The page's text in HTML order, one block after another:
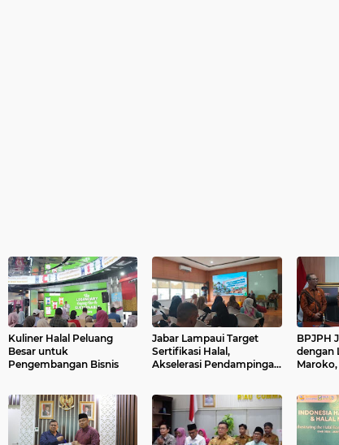
Kuliner Halal Peluang
Besar untuk
Pengembangan Bisnis
Jabar Lampaui Target
Sertifikasi Halal,
Akselerasi Pendampingan
BPJPH
dengan
Maroko,